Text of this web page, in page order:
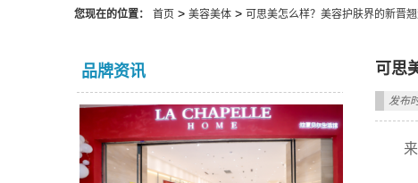
您现在的位置： 首页> 美容美体> 可思美怎么样？美容护肤界的新晋
品牌资讯 可思
发布